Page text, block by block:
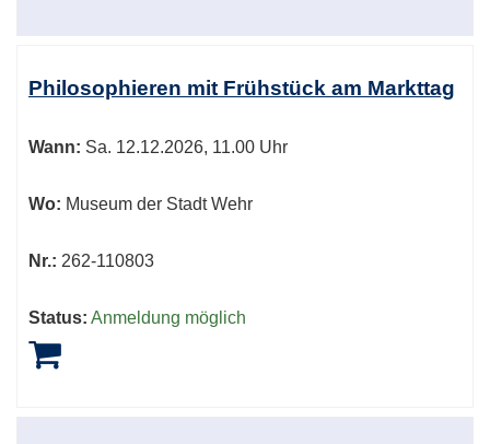
Philosophieren mit Frühstück am Markttag
Wann: Sa. 12.12.2026, 11.00 Uhr
Wo: Museum der Stadt Wehr
Nr.: 262-110803
Status: Anmeldung möglich